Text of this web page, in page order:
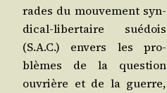
rades du mou­ve­ment syn­
di­cal-liber­taire sué­dois
(S.A.C.) envers les pro­
blèmes de la ques­tion
ouvrière et de la guerre,